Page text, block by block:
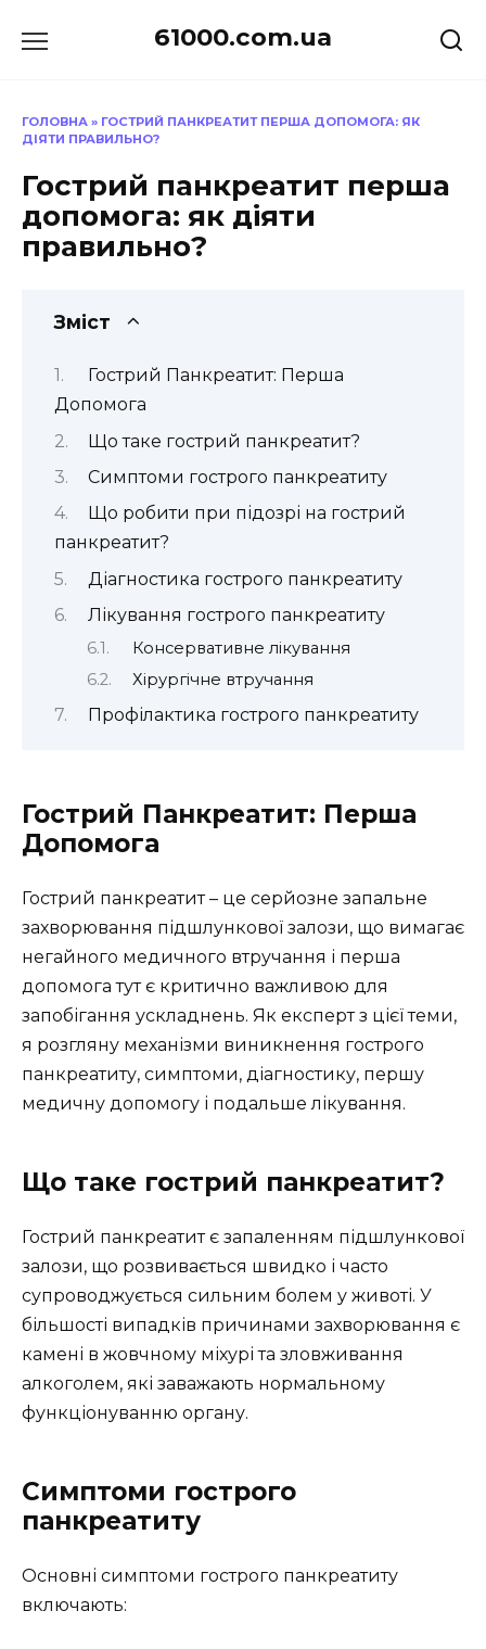
до
61000.com.ua
ГОЛОВНА » ГОСТРИЙ ПАНКРЕАТИТ ПЕРША ДОПОМОГА: ЯК
ДІЯТИ ПРАВИЛЬНО?
Гострий панкреатит перша
допомога: як діяти
правильно?
Зміст
Гострий Панкреатит: Перша
Допомога
Що таке гострий панкреатит?
Симптоми гострого панкреатиту
Що робити при підозрі на гострий
панкреатит?
Діагностика гострого панкреатиту
Лікування гострого панкреатиту
Консервативне лікування
Хірургічне втручання
Профілактика гострого панкреатиту
Гострий Панкреатит: Перша
Допомога
Гострий панкреатит – це серйозне запальне
захворювання підшлункової залози, що вимагає
негайного медичного втручання і перша
допомога тут є критично важливою для
запобігання ускладнень. Як експерт з цієї теми,
я розгляну механізми виникнення гострого
панкреатиту, симптоми, діагностику, першу
медичну допомогу і подальше лікування.
Що таке гострий панкреатит?
Гострий панкреатит є запаленням підшлункової
залози, що розвивається швидко і часто
супроводжується сильним болем у животі. У
більшості випадків причинами захворювання є
камені в жовчному міхурі та зловживання
алкоголем, які заважають нормальному
функціонуванню органу.
Симптоми гострого
панкреатиту
Основні симптоми гострого панкреатиту
включають: